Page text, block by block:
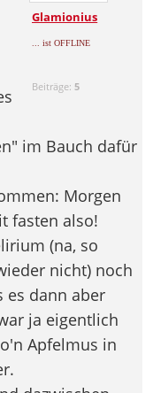
Glamionius
... ist OFFLINE
Beiträge: 5
im Bauch dafür
Morgen
fasten also!
(na, so
nicht) noch
es dann aber
ja eigentlich
Apfelmus in